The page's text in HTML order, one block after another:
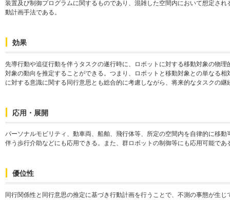
装置及び制御プログラムに関するものであり、混雑した空間内において想定さ
動計画手法である。
効果
先導行動や追従行動を伴うタスクの遂行時に、ロボットに対する移動対象の物
対象の動向を推定することができる。つまり、ロボットと移動対象との単なる
に対する意識に関する同行意思とも総合的に考慮しながら、将来的なタスクの
応用・展開
パーソナルモビリティ、動車両、船舶、飛行体等、所定の空間内を自律的に移
伴う歩行介助などにも応用できる。また、群ロボットの制御等にも応用可能であ
優位性
同行関係性と同行意思の推定に基づき行動計画を行うことで、不測の事態が生